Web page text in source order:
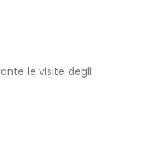
le visite degli